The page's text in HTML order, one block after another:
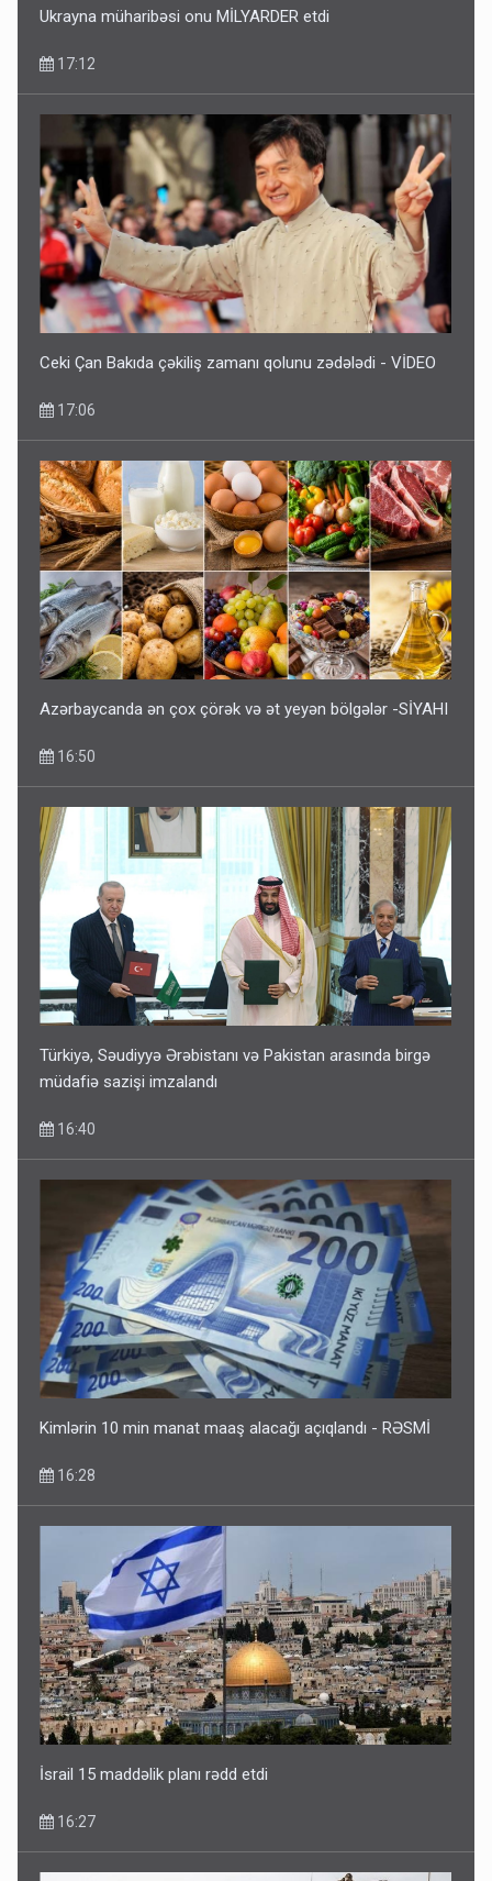
Ukrayna müharibəsi onu MİLYARDER etdi
17:12
Ceki Çan Bakıda çəkiliş zamanı qolunu zədələdi - VİDEO
17:06
Azərbaycanda ən çox çörək və ət yeyən bölgələr -SİYAHI
16:50
Türkiyə, Səudiyyə Ərəbistanı və Pakistan arasında birgə
müdafiə sazişi imzalandı
16:40
Kimlərin 10 min manat maaş alacağı açıqlandı - RƏSMİ
16:28
İsrail 15 maddəlik planı rədd etdi
16:27